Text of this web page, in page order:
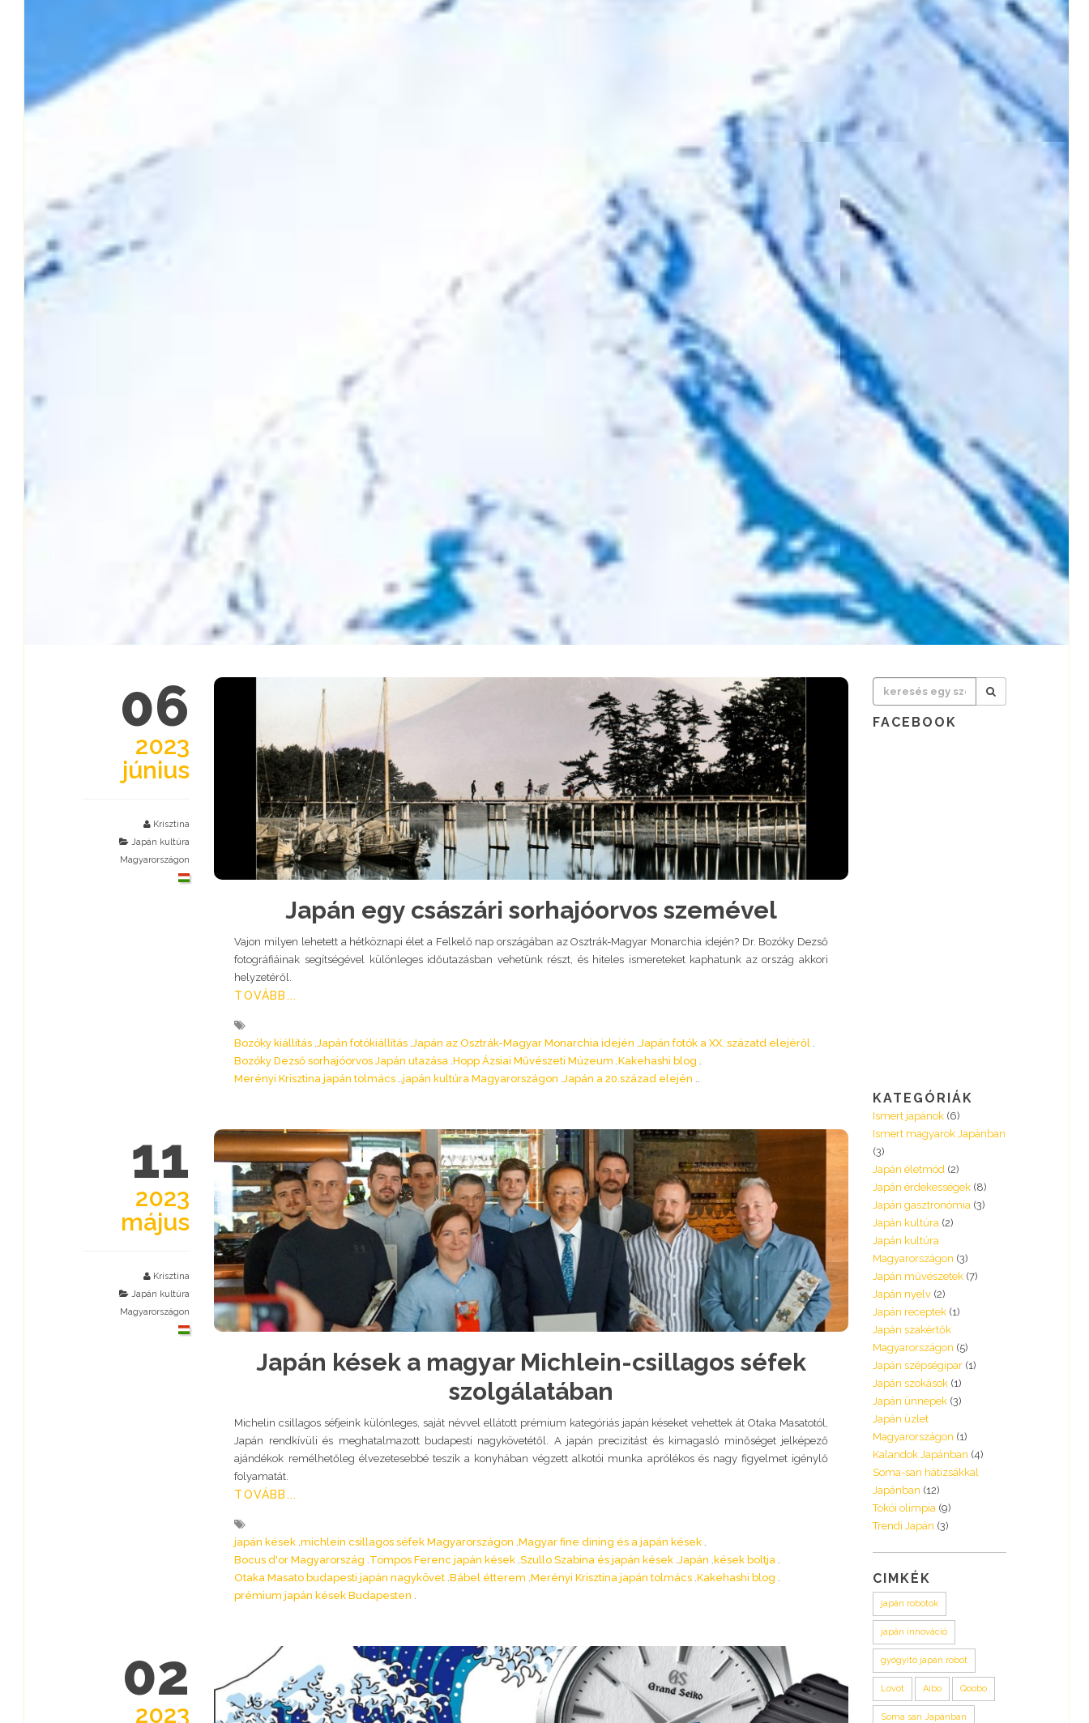
06
2023
június
Krisztina
Japán kultúra
Magyarországon
Japán egy császári sorhajóorvos szemével
Vajon milyen lehetett a hétköznapi élet a Felkelő nap országában az Osztrák-Magyar Monarchia idején? Dr. Bozóky Dezső
fotográfiáinak segítségével különleges időutazásban vehetünk részt, és hiteles ismereteket kaphatunk az ország akkori
helyzetéről.
TOVÁBB...
Bozóky kiállítás Japán fotókiállítás Japán az Osztrák-Magyar Monarchia idején Japán fotók a XX. százatd elejéről
Bozóky Dezső sorhajóorvos Japán utazása Hopp Ázsiai Művészeti Múzeum Kakehashi blog
Merényi Krisztina japán tolmács
japán kultúra Magyarországon Japán a 20.század elején
11
2023
május
Krisztina
Japán kultúra
Magyarországon
Japán kések a magyar Michlein-csillagos séfek
szolgálatában
Michelin csillagos séfjeink különleges, saját névvel ellátott prémium kategóriás japán késeket vehettek át Otaka Masatotól,
Japán rendkívüli és meghatalmazott budapesti nagykövetétől. A japán precizitást és kimagasló minőséget jelképező
ajándékok remélhetőleg élvezetesebbé teszik a konyhában végzett alkotói munka aprólékos és nagy figyelmet igénylő
folyamatát.
TOVÁBB...
japán kések michlein csillagos séfek Magyarországon Magyar fine dining és a japán kések
Bocus d'or Magyarország Tompos Ferenc japán kések Szullo Szabina és japán kések Japán kések boltja
Otaka Masato budapesti japán nagykövet Bábel étterem Merényi Krisztina japán tolmács Kakehashi blog
prémium japán kések Budapesten
02
2023
FACEBOOK
KATEGÓRIÁK
Ismert japánok (6)
Ismert magyarok Japánban
(3)
Japán életmód (2)
Japán érdekességek (8)
Japán gasztronómia (3)
Japán kultúra (2)
Japán kultúra
Magyarországon (3)
Japán művészetek (7)
Japán nyelv (2)
Japán receptek (1)
Japán szakértők
Magyarországon (5)
Japán szépségipar (1)
Japán szokások (1)
Japán ünnepek (3)
Japán üzlet
Magyarországon (1)
Kalandok Japánban (4)
Soma-san hátizsákkal
Japánban (12)
Tokói olimpia (9)
Trendi Japán (3)
CIMKÉK
japán robotok
japán innováció
gyógyító japán robot
Lovot Aibo Qoobo
Soma san Japánban